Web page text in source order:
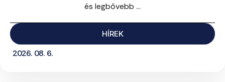
és legbővebb ...
HÍREK
2026. 08. 6.